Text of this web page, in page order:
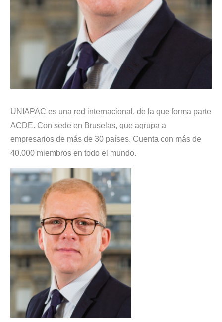
UNIAPAC es una red internacional, de la que forma parte
ACDE. Con sede en Bruselas, que agrupa a
empresarios de más de 30 países. Cuenta con más de
40.000 miembros en todo el mundo.